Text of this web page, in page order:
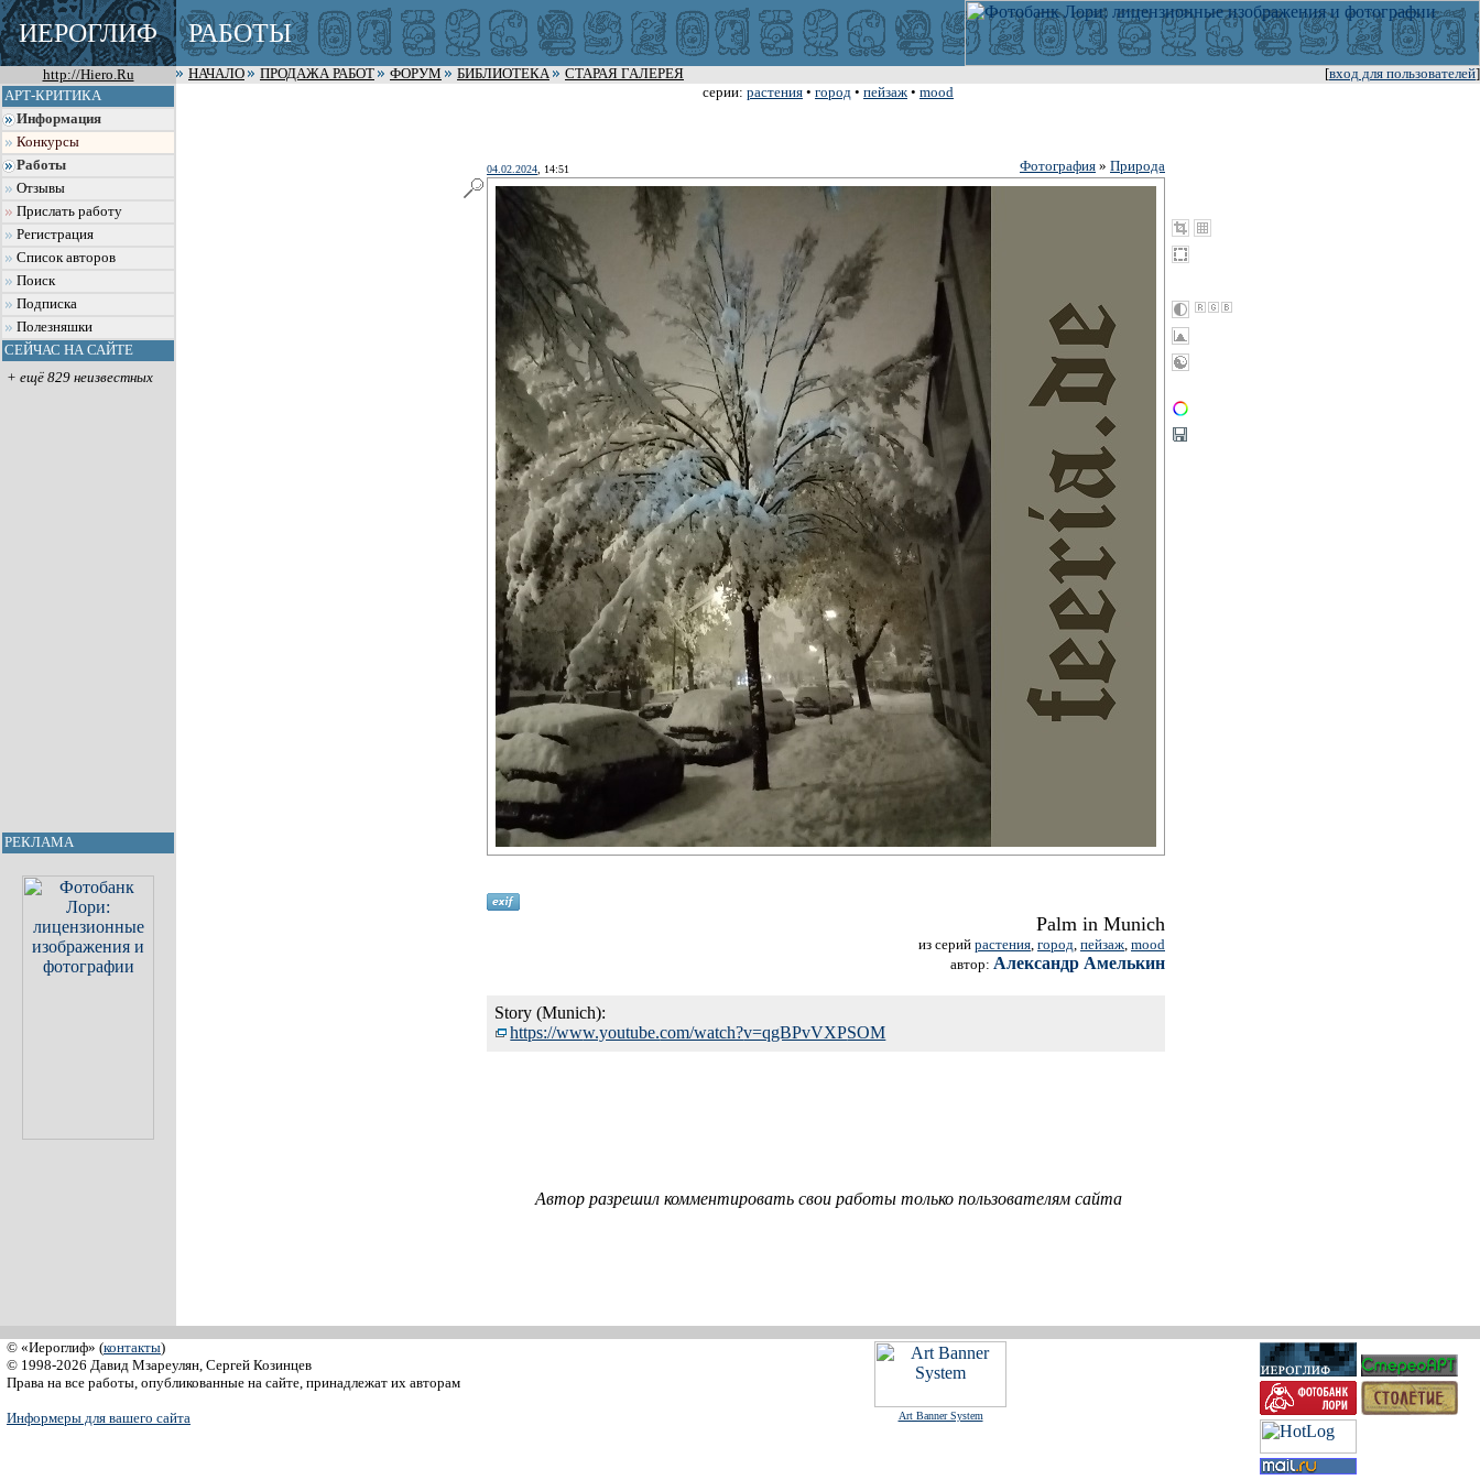
ИЕРОГЛИФ РАБОТЫ
http://Hiero.Ru [вход для пользователей]
НАЧАЛО ПРОДАЖА РАБОТ ФОРУМ БИБЛИОТЕКА
СТАРАЯ ГАЛЕРЕЯ
АРТ-КРИТИКА
Информация
Конкурсы
Работы
Отзывы
Прислать работу
Регистрация
Список авторов
Поиск
Подписка
Полезняшки
СЕЙЧАС НА САЙТЕ
+ ещё 829 неизвестных
РЕКЛАМА
серии: растения • город • пейзаж • mood
04.02.2024 , 14:51 Фотография » Природа
Palm in Munich
из серий растения, город, пейзаж, mood
автор: Александр Амелькин
Story (Munich):
https://www.youtube.com/watch?v=qgBPvVXPSOM
Автор разрешил комментировать свои работы только пользователям сайта
© «Иероглиф» (контакты)
© 1998-2026 Давид Мзареулян, Сергей Козинцев
Права на все работы, опубликованные на сайте, принадлежат их авторам
Информеры для вашего сайта Art Banner System